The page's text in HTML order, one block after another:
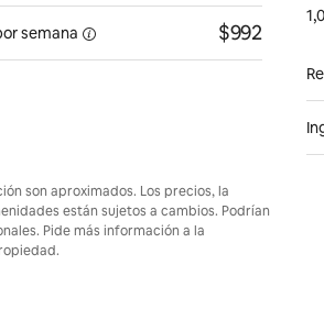
semana $992
son aproximados. Los precios, la
están sujetos a cambios. Podrían
Pide más información a la